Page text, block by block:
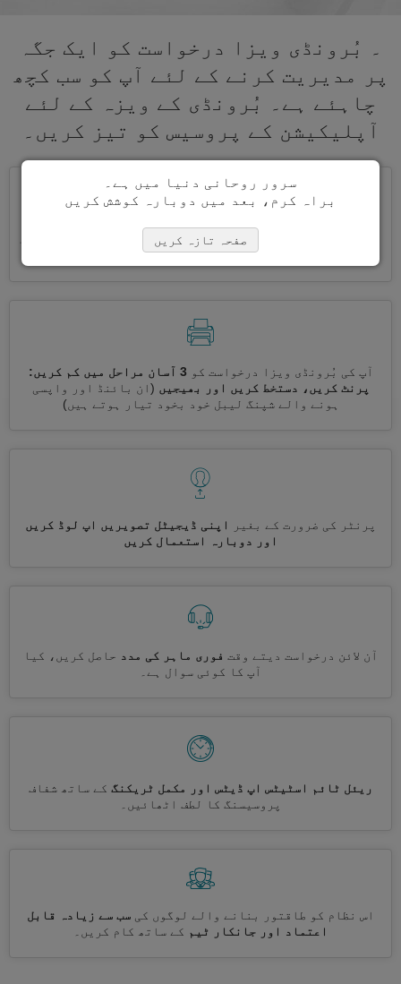
۔ بُرونڈی ویزا درخواست کو ایک جگہ
پر مدیریت کرنے کے لئے آپ کو سب کچھ
چاہئے ہے۔ بُرونڈی کے ویزہ کے لئے
آپلیکیشن کے پروسیس کو تیز کریں۔
ایک ساتھ کئی ویزے درخواست کریں
خود بخود، تکراری معلومات
درج کرنے کی ضرورت نہیں ہے
آپ کی بُرونڈی ویزا درخواست کو
3 آسان مراحل میں کم کریں:
پرنٹ کریں، دستخط کریں اور بھیجیں (ان بائنڈ اور واپسی
ہونے والے شپنگ لیبل خود بخود تیار ہوتے ہیں)
پرنٹر کی ضرورت کے بغیر
اپنی ڈیجیٹل تصویریں اپ لوڈ کریں
اور دوبارہ استعمال کریں
آن لائن درخواست دیتے وقت فوری ماہر کی مدد حاصل کریں، کیا
آپ کا کوئی سوال ہے۔
ریئل ٹائم اسٹیٹس اپ ڈیٹس اور مکمل ٹریکنگ کے ساتھ شفاف
پروسیسنگ کا لطف اٹھائیں۔
اس نظام کو طاقتور بنانے والے لوگوں کی سب سے زیادہ قابل
اعتماد اور جانکار ٹیم کے ساتھ کام کریں۔
سرور روحانی دنیا میں ہے۔
براہ کرم، بعد میں دوبارہ کوشش کریں
صفحہ تازہ کریں